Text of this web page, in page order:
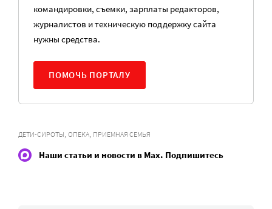
командировки, съемки, зарплаты редакторов,
журналистов и техническую поддержку сайта
нужны средства.
ПОМОЧЬ ПОРТАЛУ
ДЕТИ-СИРОТЫ ОПЕКА ПРИЕМНАЯ СЕМЬЯ
Наши статьи и новости в Max. Подпишитесь